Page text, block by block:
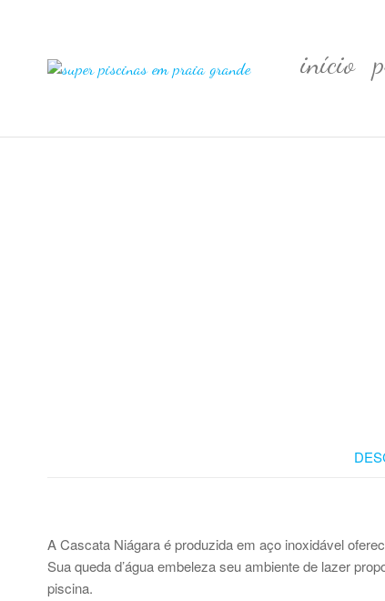
Super
em
Piscinas
Grande
início
A Cascata Niágara é produzida em aço inoxidável
Sua queda d’água embeleza seu ambiente de lazer
piscina.